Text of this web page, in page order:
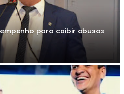
para coibir abusos